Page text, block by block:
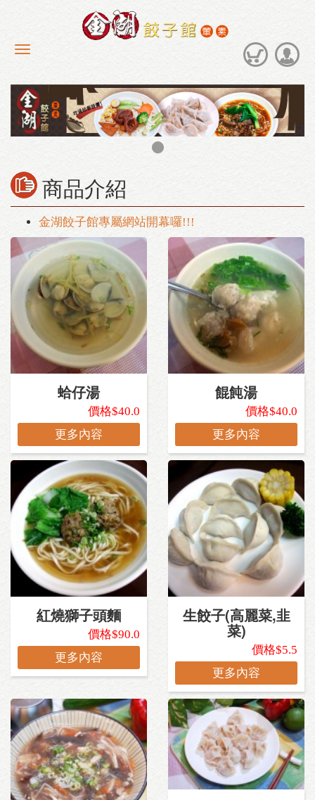
商品介紹
金湖餃子館專屬網站開幕囉!!!
蛤仔湯
價格$40.0
更多內容
餛飩湯
價格$40.0
更多內容
紅燒獅子頭麵
價格$90.0
更多內容
生餃子(高麗菜,韭
菜)
價格$5.5
更多內容